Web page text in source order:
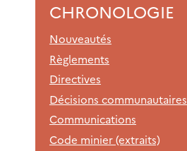
CHRONOLOGIE
Nouveautés
Règlements
Directives
Décisions communautaires
Communications
Code minier (extraits)